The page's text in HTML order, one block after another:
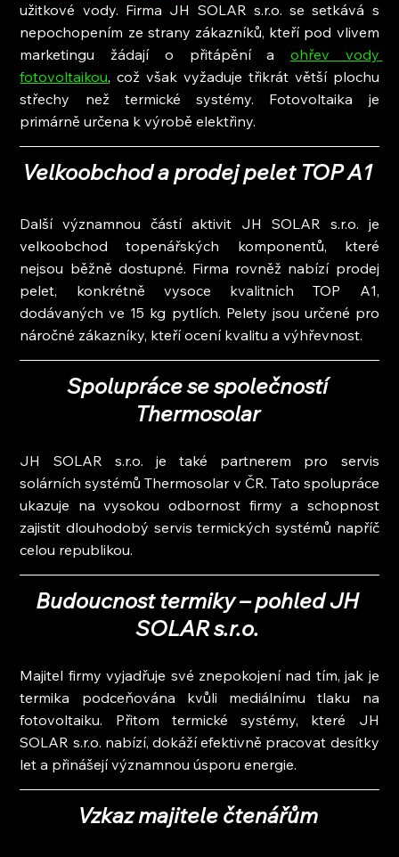
užitkové vody. Firma JH SOLAR s.r.o. se setkává s
nepochopením ze strany zákazníků, kteří pod vlivem
marketingu žádají o přitápění a ohřev vody
fotovoltaikou, což však vyžaduje třikrát větší plochu
střechy než termické systémy. Fotovoltaika je
primárně určena k výrobě elektřiny.
Velkoobchod a prodej pelet TOP A1
Další významnou částí aktivit JH SOLAR s.r.o. je
velkoobchod topenářských komponentů, které
nejsou běžně dostupné. Firma rovněž nabízí prodej
pelet, konkrétně vysoce kvalitních TOP A1,
dodávaných ve 15 kg pytlích. Pelety jsou určené pro
náročné zákazníky, kteří ocení kvalitu a výhřevnost.
Spolupráce se společností
Thermosolar
JH SOLAR s.r.o. je také partnerem pro servis
solárních systémů Thermosolar v ČR. Tato spolupráce
ukazuje na vysokou odbornost firmy a schopnost
zajistit dlouhodobý servis termických systémů napříč
celou republikou.
Budoucnost termiky – pohled JH
SOLAR s.r.o.
Majitel firmy vyjadřuje své znepokojení nad tím, jak je
termika podceňována kvůli mediálnímu tlaku na
fotovoltaiku. Přitom termické systémy, které JH
SOLAR s.r.o. nabízí, dokáží efektivně pracovat desítky
let a přinášejí významnou úsporu energie.
Vzkaz majitele čtenářům